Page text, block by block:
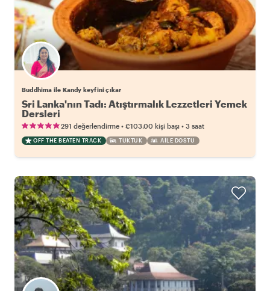
Buddhima ile Kandy keyfini çıkar
Sri Lanka'nın Tadı: Atıştırmalık Lezzetleri Yemek
Dersleri
291 değerlendirme • €103.00 kişi başı • 3 saat
OFF THE BEATEN TRACK TUKTUK AILE DOSTU